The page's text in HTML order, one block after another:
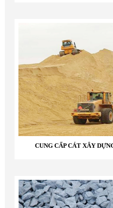
CUNG CẤP CÁT XÂY